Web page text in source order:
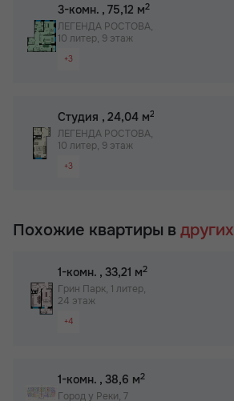
Детский сад на территории ЖК
3-комн. , 75,12 м2
ЛЕГЕНДА РОСТОВА,
10 литер, 9 этаж
+3
Детский сад на территории ЖК
Студия , 24,04 м2
ЛЕГЕНДА РОСТОВА,
10 литер, 9 этаж
+3
Детский сад на территории ЖК
Похожие квартиры в других
1-комн. , 33,21 м2
Грин Парк, 1 литер,
24 этаж
+4
1-комн. , 38,6 м2
Город у Реки, 7